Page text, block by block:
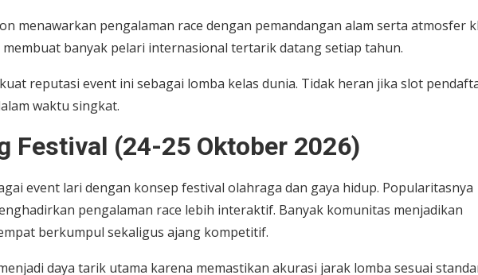
menawarkan pengalaman race dengan pemandangan alam serta atmosfer
banyak pelari internasional tertarik datang setiap tahun.
reputasi event ini sebagai lomba kelas dunia. Tidak heran jika slot
waktu singkat.
Festival (24-25 Oktober 2026)
event lari dengan konsep festival olahraga dan gaya hidup. Popularitasnya
pengalaman race lebih interaktif. Banyak komunitas menjadikan
berkumpul sekaligus ajang kompetitif.
daya tarik utama karena memastikan akurasi jarak lomba sesuai